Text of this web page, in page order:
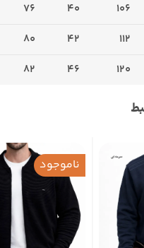
106
40
76
112
42
80
120
46
82
ناموجود